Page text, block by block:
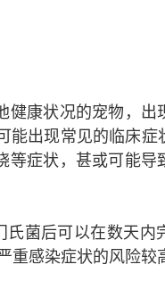
健康状况的宠物，出
能出现常见的临床症
等症状，甚或可能导
菌后可以在数天内
感染症状的风险较